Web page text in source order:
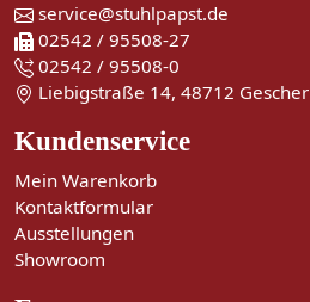
service@stuhlpapst.de
02542 / 95508-27
02542 / 95508-0
Liebigstraße 14, 48712 Gescher
Kundenservice
Mein Warenkorb
Kontaktformular
Ausstellungen
Showroom